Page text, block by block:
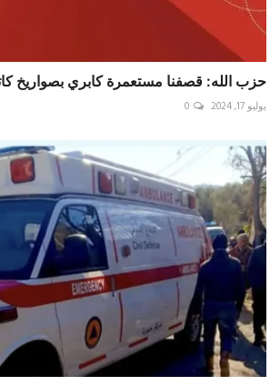
حزب الله: قصفنا مستعمرة كابري بصواريخ
يوليو 17, 2024 0